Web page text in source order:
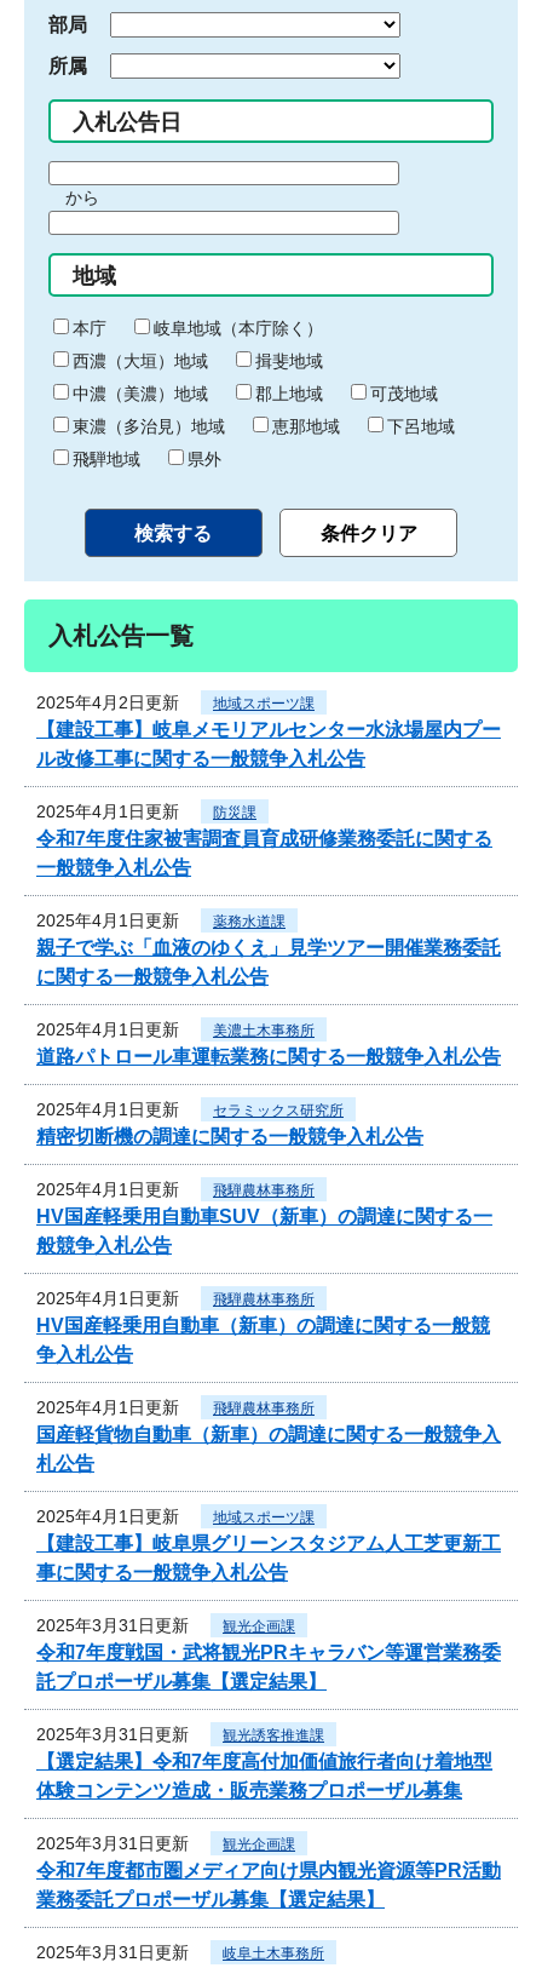
部局
所属
入札公告日
間
始
り
から
間
終
わ
り
地域
本庁
岐阜地域（本庁除く）
西濃（大垣）地域
揖斐地域
中濃（美濃）地域
郡上地域
可茂地域
東濃（多治見）地域
恵那地域
下呂地域
飛騨地域
県外
入札公告一覧
2025年4月2日更新 地域スポーツ課
【建設工事】岐阜メモリアルセンター水泳場屋内プー
ル改修工事に関する一般競争入札公告
2025年4月1日更新 防災課
令和7年度住家被害調査員育成研修業務委託に関する
一般競争入札公告
2025年4月1日更新 薬務水道課
親子で学ぶ「血液のゆくえ」見学ツアー開催業務委託
に関する一般競争入札公告
2025年4月1日更新 美濃土木事務所
道路パトロール車運転業務に関する一般競争入札公告
2025年4月1日更新 セラミックス研究所
精密切断機の調達に関する一般競争入札公告
2025年4月1日更新 飛騨農林事務所
HV国産軽乗用自動車SUV（新車）の調達に関する一
般競争入札公告
2025年4月1日更新 飛騨農林事務所
HV国産軽乗用自動車（新車）の調達に関する一般競
争入札公告
2025年4月1日更新 飛騨農林事務所
国産軽貨物自動車（新車）の調達に関する一般競争入
札公告
2025年4月1日更新 地域スポーツ課
【建設工事】岐阜県グリーンスタジアム人工芝更新工
事に関する一般競争入札公告
2025年3月31日更新 観光企画課
令和7年度戦国・武将観光PRキャラバン等運営業務委
託プロポーザル募集【選定結果】
2025年3月31日更新 観光誘客推進課
【選定結果】令和7年度高付加価値旅行者向け着地型
体験コンテンツ造成・販売業務プロポーザル募集
2025年3月31日更新 観光企画課
令和7年度都市圏メディア向け県内観光資源等PR活動
業務委託プロポーザル募集【選定結果】
2025年3月31日更新 岐阜土木事務所